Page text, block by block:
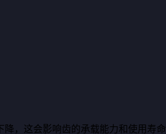
，这会影响齿的承载能力和使用寿